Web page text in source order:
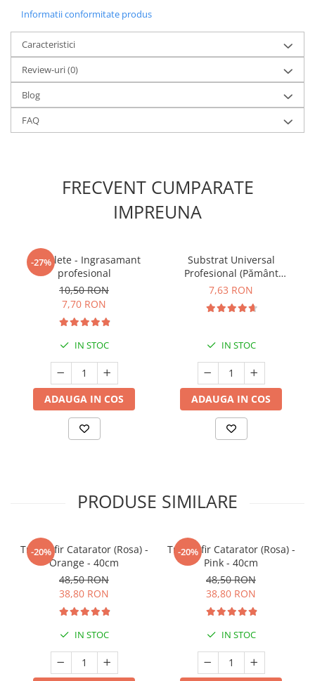
Informatii conformitate produs
Caracteristici
Review-uri(0)
Blog
FAQ
FRECVENT CUMPARATE
IMPREUNA
-27%
5 Tablete - Ingrasamant
profesional
10,50 RON
7,70 RON
IN STOC
ADAUGA IN COS
Substrat Universal
Profesional (Pământ
Premium) - 5 L
7,63 RON
IN STOC
ADAUGA IN COS
PRODUSE SIMILARE
-20%
Trandafir Catarator (Rosa) -
Orange - 40cm
48,50 RON
38,80 RON
IN STOC
-20%
Trandafir Catarator (Rosa) -
Pink - 40cm
48,50 RON
38,80 RON
IN STOC